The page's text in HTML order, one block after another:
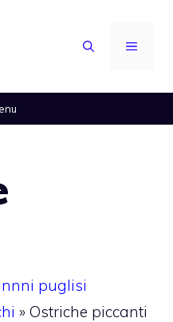
MENU
puglisi
» Ostriche piccanti